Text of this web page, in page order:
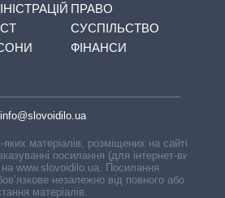
ПРАВО
СУСПІЛЬСТВО
ФІНАНСИ
info@slovoidilo.ua
матеріалів, розміщених на сайті,
посилання (для інтернет-видань
www.slovoidilo.ua. Посилання
незалежно від повного або
матеріалів.